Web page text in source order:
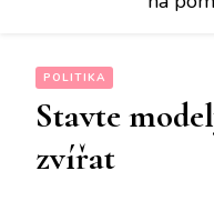
POLITIKA
Stavte
zvířat